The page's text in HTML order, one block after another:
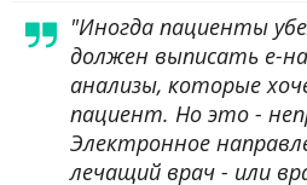
"Иногда пациенты
должен выписать е-
анализы, которые
пациент. Но это -
Электронное
лечащий врач - или